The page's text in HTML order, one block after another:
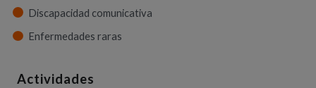
Discapacidad comunicativa
Enfermedades raras
Actividades